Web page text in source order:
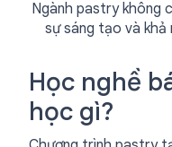
Ngành pastry không
sự sáng tạo và khả
Học nghề
học gì?